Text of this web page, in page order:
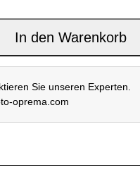
BOXER SHORTS Menge
In den Warenkorb
Sie unseren Experten.
oprema.com